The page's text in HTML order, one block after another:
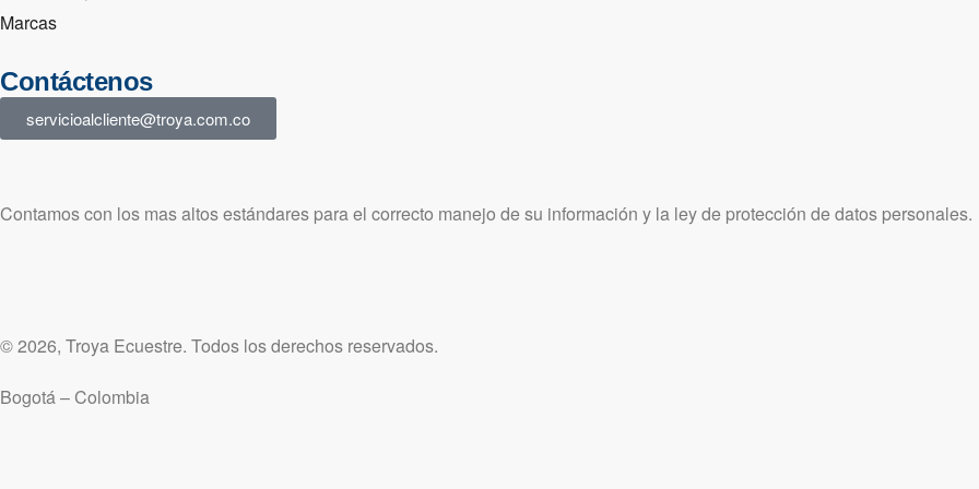
Marcas
Contáctenos
servicioalcliente@troya.com.co
Contamos con los mas altos estándares para el correcto manejo de su información y la ley de protección de datos personales.
© 2026, Troya Ecuestre. Todos los derechos reservados.
Bogotá – Colombia